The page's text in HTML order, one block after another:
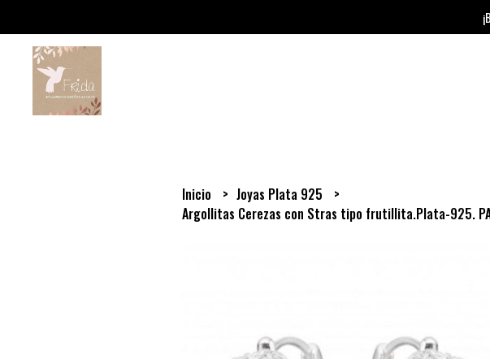
Inicio
Joyas Plata 925
Argollitas Cerezas con Stras tipo frutillita.Plata-925.